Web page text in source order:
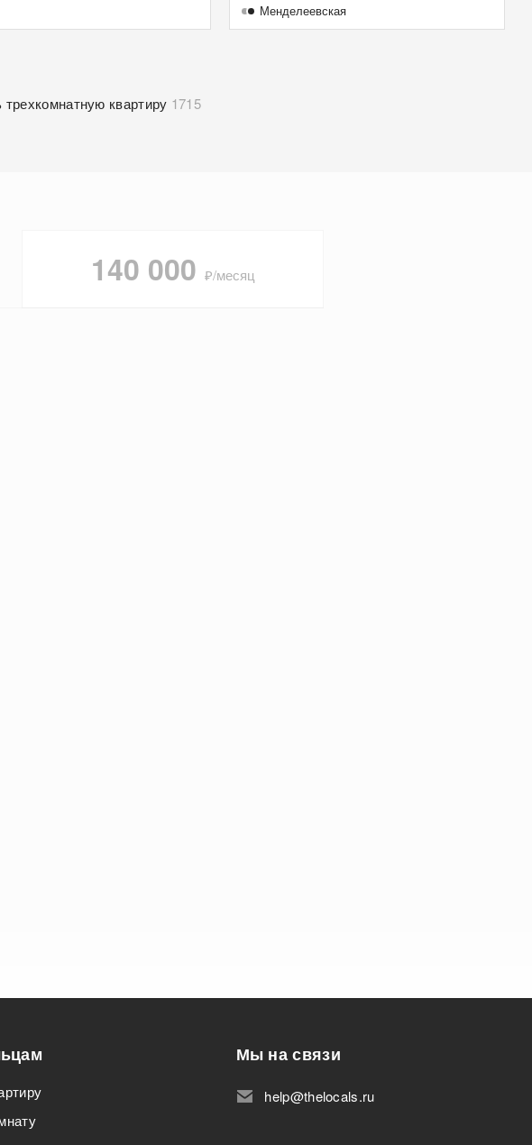
Менделеевская
трехкомнатную квартиру 1715
140 000 ₽/месяц
Мы на связи
help@thelocals.ru